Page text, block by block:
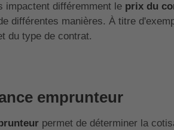
impactent différemment le prix du
différentes manières. À titre
du type de contrat.
emprunteur
permet de déterminer la